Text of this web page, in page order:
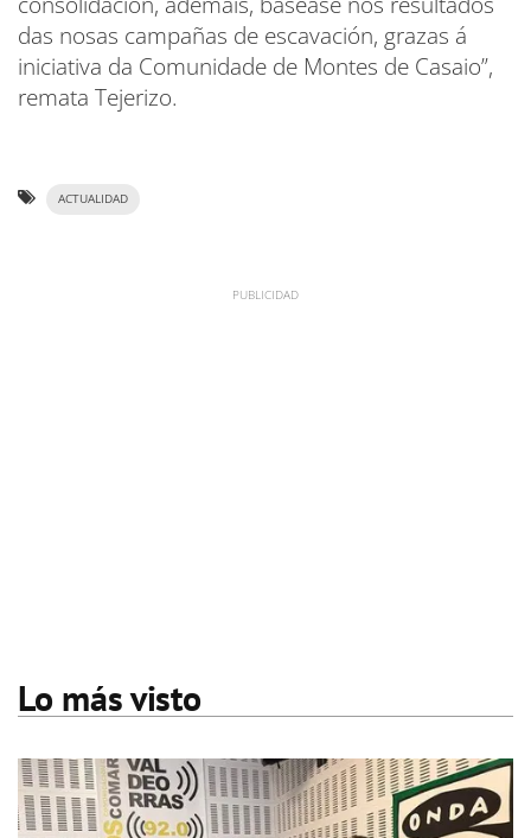
das nosas campañas de escavación, grazas á
iniciativa da Comunidade de Montes de Casaio”,
remata Tejerizo.
ACTUALIDAD
Lo más visto